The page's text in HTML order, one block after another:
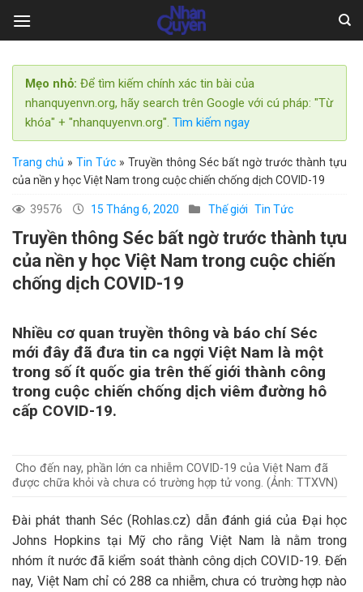
Mẹo nhỏ: Để tìm kiếm chính xác tin bài của
nhanquyenvn.org, hãy search trên Google với cú pháp: "Từ
khóa" + "nhanquyenvn.org". Tìm kiếm ngay
Trang chủ » Tin Tức » Truyền thông Séc bất ngờ trước thành tựu
của nền y học Việt Nam trong cuộc chiến chống dịch COVID-19
39576 15 Tháng 6, 2020 Thế giới Tin Tức
Truyền thông Séc bất ngờ trước thành tựu
của nền y học Việt Nam trong cuộc chiến
chống dịch COVID-19
Nhiều cơ quan truyền thông và báo chí Séc
mới đây đã đưa tin ca ngợi Việt Nam là một
trong số ít quốc gia trên thế giới thành công
trong cuộc chiến chống dịch viêm đường hô
cấp COVID-19.
Cho đến nay, phần lớn ca nhiễm COVID-19 của Việt Nam đã
được chữa khỏi và chưa có trường hợp tử vong. (Ảnh: TTXVN)
Đài phát thanh Séc (Rohlas.cz) dẫn đánh giá của Đại học
Johns Hopkins tại Mỹ cho rằng Việt Nam là nằm trong
nhóm ít nước đã kiểm soát thành công dịch COVID-19. Đến
nay, Việt Nam chỉ có 288 ca nhiễm, chưa có trường hợp nào